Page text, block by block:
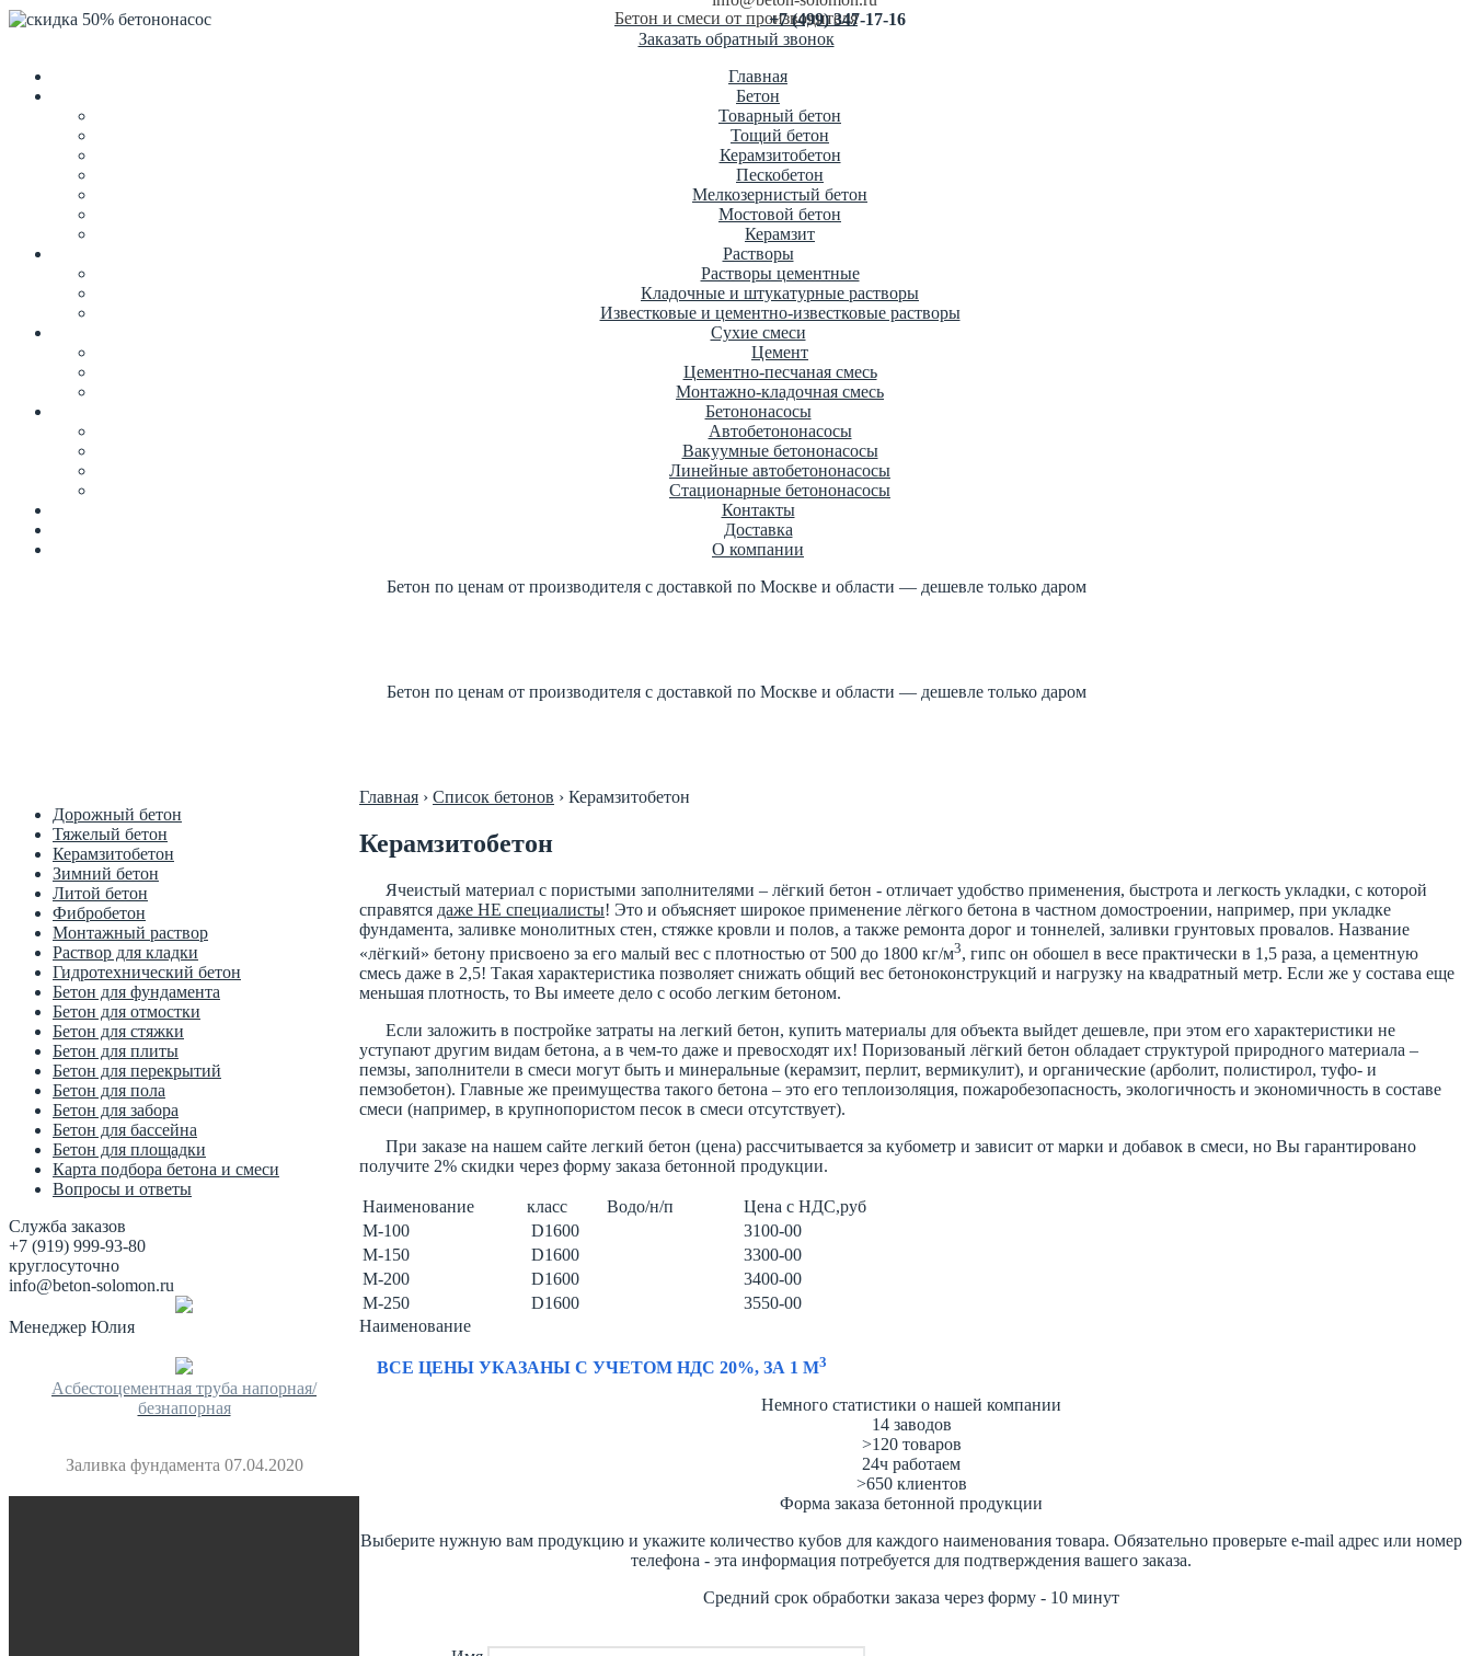
Бетон и смеси от производителя
+7 (499) 347-17-16
Заказать обратный звонок
Главная
Бетон
Товарный бетон
Тощий бетон
Керамзитобетон
Пескобетон
Мелкозернистый бетон
Мостовой бетон
Керамзит
Растворы
Растворы цементные
Кладочные и штукатурные растворы
Известковые и цементно-известковые растворы
Сухие смеси
Цемент
Цементно-песчаная смесь
Монтажно-кладочная смесь
Бетононасосы
Автобетононасосы
Вакуумные бетононасосы
Линейные автобетононасосы
Стационарные бетононасосы
Контакты
Доставка
О компании
Бетон по ценам от производителя с доставкой по Москве и области — дешевле только даром
Бетон по ценам от производителя с доставкой по Москве и области — дешевле только даром
Дорожный бетон
Тяжелый бетон
Керамзитобетон
Зимний бетон
Литой бетон
Фибробетон
Монтажный раствор
Раствор для кладки
Гидротехнический бетон
Бетон для фундамента
Бетон для отмостки
Бетон для стяжки
Бетон для плиты
Бетон для перекрытий
Бетон для пола
Бетон для забора
Бетон для бассейна
Бетон для площадки
Карта подбора бетона и смеси
Вопросы и ответы
Служба заказов
+7 (919) 999-93-80
круглосуточно
info@beton-solomon.ru
Менеджер Юлия
Асбестоцементная труба напорная/
безнапорная
Заливка фундамента 07.04.2020
Главная › Список бетонов › Керамзитобетон
Керамзитобетон
Ячеистый материал с пористыми заполнителями – лёгкий бетон - отличает удобство применения, быстрота и легкость укладки, с которой
справятся даже НЕ специалисты! Это и объясняет широкое применение лёгкого бетона в частном домостроении, например, при укладке
фундамента, заливке монолитных стен, стяжке кровли и полов, а также ремонта дорог и тоннелей, заливки грунтовых провалов. Название
«лёгкий» бетону присвоено за его малый вес с плотностью от 500 до 1800 кг/м3, гипс он обошел в весе практически в 1,5 раза, а цементную
смесь даже в 2,5! Такая характеристика позволяет снижать общий вес бетоноконструкций и нагрузку на квадратный метр. Если же у состава еще
меньшая плотность, то Вы имеете дело с особо легким бетоном.
Если заложить в постройке затраты на легкий бетон, купить материалы для объекта выйдет дешевле, при этом его характеристики не
уступают другим видам бетона, а в чем-то даже и превосходят их! Поризованый лёгкий бетон обладает структурой природного материала –
пемзы, заполнители в смеси могут быть и минеральные (керамзит, перлит, вермикулит), и органические (арболит, полистирол, туфо- и
пемзобетон). Главные же преимущества такого бетона – это его теплоизоляция, пожаробезопасность, экологичность и экономичность в составе
смеси (например, в крупнопористом песок в смеси отсутствует).
При заказе на нашем сайте легкий бетон (цена) рассчитывается за кубометр и зависит от марки и добавок в смеси, но Вы гарантировано
получите 2% скидки через форму заказа бетонной продукции.
Наименование класс Водо/н/п
Цена с НДС,руб
М-100
D1600
3100-00
М-150
D1600
3300-00
М-200
D1600
3400-00
М-250
D1600
3550-00
Наименование
ВСЕ ЦЕНЫ УКАЗАНЫ С УЧЕТОМ НДС 20%, ЗА 1 М3
Немного статистики о нашей компании
14 заводов
>120 товаров
24ч работаем
>650 клиентов
Форма заказа бетонной продукции
Выберите нужную вам продукцию и укажите количество кубов для каждого наименования товара. Обязательно проверьте e-mail адрес или номер
телефона - эта информация потребуется для подтверждения вашего заказа.
Средний срок обработки заказа через форму - 10 минут